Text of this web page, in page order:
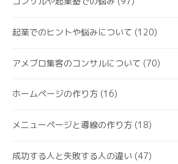
起業でのヒントや悩みについて (120)
アメブロ集客のコンサルについて (70)
ホームページの作り方 (16)
メニューページと導線の作り方 (18)
成功する人と失敗する人の違い (47)